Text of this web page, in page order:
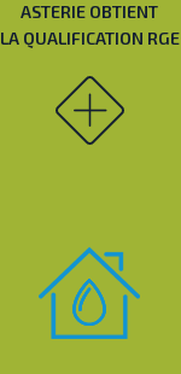
ASTERIE OBTIENT
LA QUALIFICATION RGE